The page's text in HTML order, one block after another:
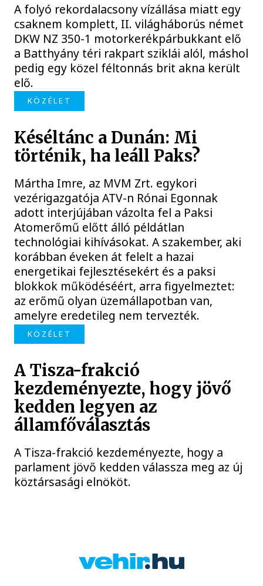
A folyó rekordalacsony vízállása miatt egy
csaknem komplett, II. világháborús német
DKW NZ 350-1 motorkerékpárbukkant elő
a Batthyány téri rakpart sziklái alól, máshol
pedig egy közel féltonnás brit akna került
elő.
KÖZÉLET
Késéltánc a Dunán: Mi
történik, ha leáll Paks?
Mártha Imre, az MVM Zrt. egykori
vezérigazgatója ATV-n Rónai Egonnak
adott interjújában vázolta fel a Paksi
Atomerőmű előtt álló példátlan
technológiai kihívásokat. A szakember, aki
korábban éveken át felelt a hazai
energetikai fejlesztésekért és a paksi
blokkok működéséért, arra figyelmeztet:
az erőmű olyan üzemállapotban van,
amelyre eredetileg nem tervezték.
KÖZÉLET
A Tisza-frakció
kezdeményezte, hogy jövő
kedden legyen az
államfőválasztás
A Tisza-frakció kezdeményezte, hogy a
parlament jövő kedden válassza meg az új
köztársasági elnököt.